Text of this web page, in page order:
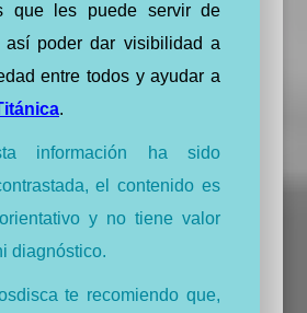
que les puede servir de
así poder dar visibilidad a
entre todos y ayudar a
.
información ha sido
el contenido es
y no tiene valor
diagnóstico.
te recomiendo que,